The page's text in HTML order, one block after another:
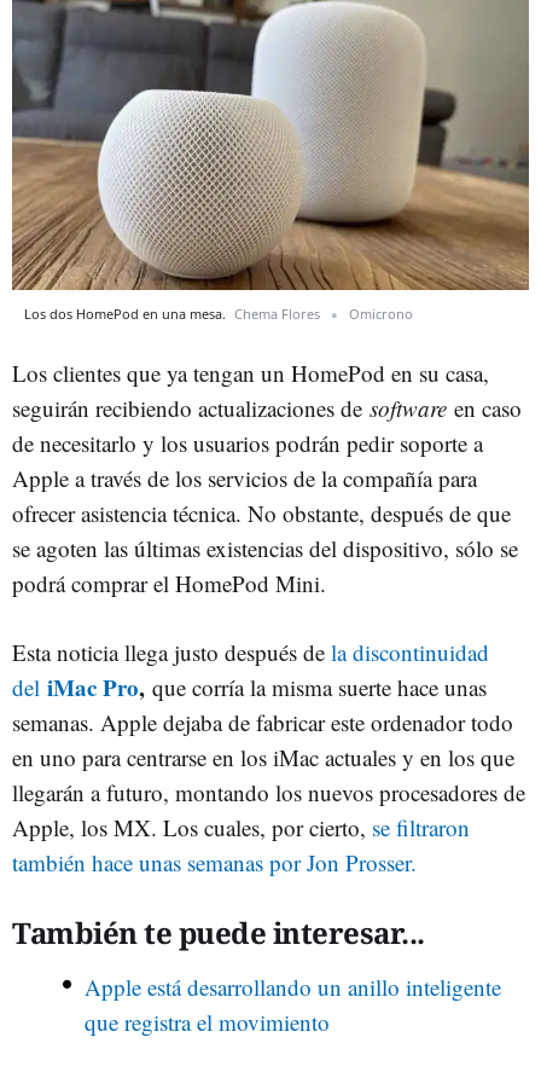
Los dos HomePod en una mesa. Chema Flores Omicrono
Los clientes que ya tengan un HomePod en su casa,
seguirán recibiendo actualizaciones de software en caso
de necesitarlo y los usuarios podrán pedir soporte a
Apple a través de los servicios de la compañía para
ofrecer asistencia técnica. No obstante, después de que
se agoten las últimas existencias del dispositivo, sólo se
podrá comprar el HomePod Mini.
Esta noticia llega justo después de la discontinuidad
del iMac Pro, que corría la misma suerte hace unas
semanas. Apple dejaba de fabricar este ordenador todo
en uno para centrarse en los iMac actuales y en los que
llegarán a futuro, montando los nuevos procesadores de
Apple, los MX. Los cuales, por cierto, se filtraron
también hace unas semanas por Jon Prosser.
También te puede interesar...
Apple está desarrollando un anillo inteligente
que registra el movimiento